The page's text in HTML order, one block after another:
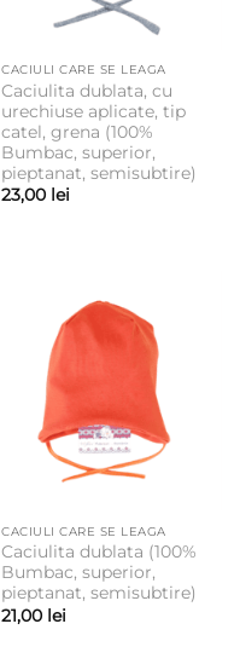
CACIULI CARE SE LEAGA
Caciulita dublata, cu
urechiuse aplicate, tip
catel, grena (100%
Bumbac, superior,
pieptanat, semisubtire)
23,00 lei
CACIULI CARE SE LEAGA
Caciulita dublata (100%
Bumbac, superior,
pieptanat, semisubtire)
21,00 lei